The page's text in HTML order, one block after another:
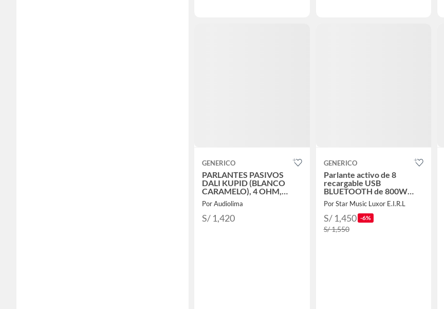
GENERICO
PARLANTES PASIVOS
DALI KUPID (BLANCO
CARAMELO), 4 OHM,
WOOFER DE 4-1/2"
Por Audiolima
S/ 1,420
GENERICO
Parlante activo de 8
recargable USB
BLUETOOTH de 800W
FEUR PRO
Por Star Music Luxor E.I.R.L
S/ 1,450 -6%
S/ 1,550